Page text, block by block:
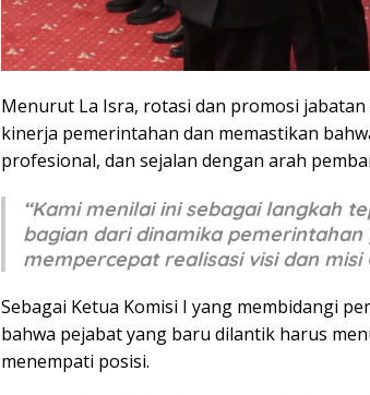
Menurut La Isra, rotasi dan promosi
kinerja pemerintahan dan memastikan
profesional, dan sejalan dengan arah
“Kami menilai ini sebagai langkah
bagian dari dinamika
mempercepat realisasi visi dan
Sebagai Ketua Komisi I yang membidangi
bahwa pejabat yang baru dilantik harus
menempati posisi.